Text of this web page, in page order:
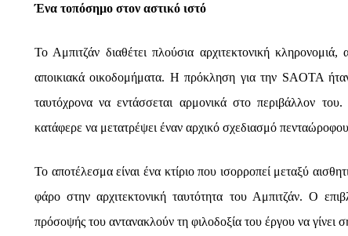
Ένα τοπόσημο στον αστικό ιστό
Το Αμπιτζάν διαθέτει πλούσια αρχιτεκτονική
αποικιακά οικοδομήματα. Η πρόκληση για την SAOTA
ταυτόχρονα να εντάσσεται αρμονικά στο περιβάλλον
κατάφερε να μετατρέψει έναν αρχικό σχεδιασμό
Το αποτέλεσμα είναι ένα κτίριο που ισορροπεί μεταξύ
φάρο στην αρχιτεκτονική ταυτότητα του Αμπιτζάν. Ο
πρόσοψής του αντανακλούν τη φιλοδοξία του έργου να γίνει